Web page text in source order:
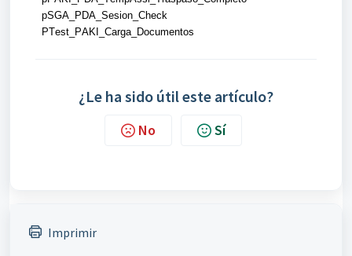
pSGA_PDA_Sesion_Check
PTest_PAKI_Carga_Documentos
¿Le ha sido útil este artículo?
No Sí
Imprimir